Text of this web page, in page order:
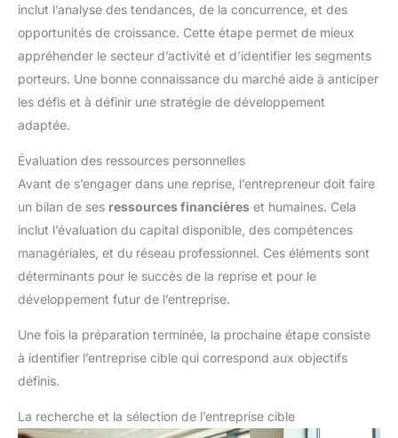
inclut l’analyse des tendances, de la concurrence, et des
opportunités de croissance. Cette étape permet de mieux
appréhender le secteur d’activité et d’identifier les segments
porteurs. Une bonne connaissance du marché aide à anticiper
les défis et à définir une stratégie de développement
adaptée.
Évaluation des ressources personnelles
Avant de s’engager dans une reprise, l’entrepreneur doit faire
un bilan de ses ressources financières et humaines. Cela
inclut l’évaluation du capital disponible, des compétences
managériales, et du réseau professionnel. Ces éléments sont
déterminants pour le succès de la reprise et pour le
développement futur de l’entreprise.
Une fois la préparation terminée, la prochaine étape consiste
à identifier l’entreprise cible qui correspond aux objectifs
définis.
La recherche et la sélection de l’entreprise cible